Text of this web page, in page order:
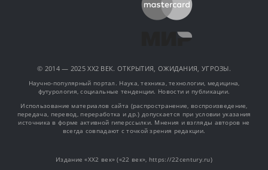
© 2014 — 2025 XX2 ВЕК. ОТКРЫТИЯ, ОЖИДАНИЯ, УГРОЗЫ.
Научно-популярный портал. Наука, техника, технологии, медицина,
футурология, социальные тенденции. Новости и публикации.
Использование материалов сайта (распространение, воспроизведение,
передача, перевод, переработка и др.) допускается при условии указания
источника в форме активной гиперссылки. Мнения и взгляды авторов не
всегда совпадают с точкой зрения редакции.
Издание «XX2 век» («22 век», https://22century.ru)